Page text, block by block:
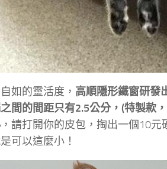
如的靈活度， 高順隱形鐵窗研發
間的間距只有2.5公分，(特製款
，請打開你的皮包，掏出一個10
可以這麼小！